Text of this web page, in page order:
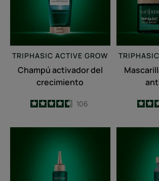
TRIPHASIC ACTIVE GROW
Champú activador del
crecimiento
4.6
/5
106
TRIPHASIC
del
crecimiento